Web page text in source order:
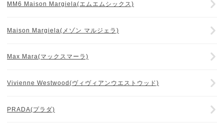
MM6 Maison Margiela(エムエムシックス)
Maison Margiela(メゾン マルジェラ)
Max Mara(マックスマーラ)
Vivienne Westwood(ヴィヴィアンウエストウッド)
PRADA(プラダ)